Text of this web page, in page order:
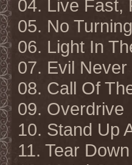
04. Live Fast,
05. No
06. Light In
07. Evil
08. Call Of
09. Overdrive
10. Stand Up
11. Tear